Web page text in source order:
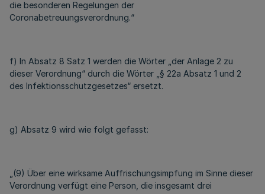
die besonderen Regelungen der
Coronabetreuungsverordnung.“
f) In Absatz 8 Satz 1 werden die Wörter „der Anlage 2 zu
dieser Verordnung“ durch die Wörter „§ 22a Absatz 1 und 2
des Infektionsschutzgesetzes“ ersetzt.
g) Absatz 9 wird wie folgt gefasst:
„(9) Über eine wirksame Auffrischungsimpfung im Sinne dieser
Verordnung verfügt eine Person, die insgesamt drei